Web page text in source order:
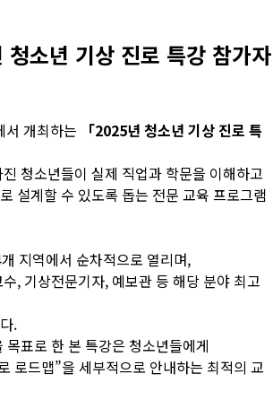
소년 기상 진로 특강 참가자
서 개최하는
「2025년 청소년 기상 진로 특
청소년들이 실제 직업과 학문을 이해하고
설계할 수 있도록 돕는 전문 교육 프로그램
개 지역에서 순차적으로 열리며,
, 기상전문기자, 예보관 등 해당 분야 최고
.
목표로 한 본 특강은 청소년들에게
로드맵”을 세부적으로 안내하는 최적의 교